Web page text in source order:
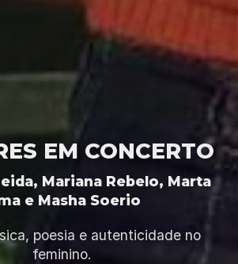
EM CONCERTO
Mariana Rebelo, Marta
e Masha Soerio
poesia e autenticidade no
feminino.